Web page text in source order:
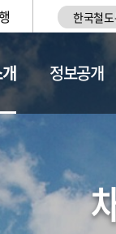
한국철
정보공개